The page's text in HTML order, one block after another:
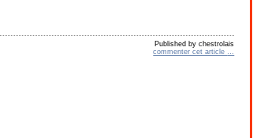
Published by chestrolais
commenter cet article